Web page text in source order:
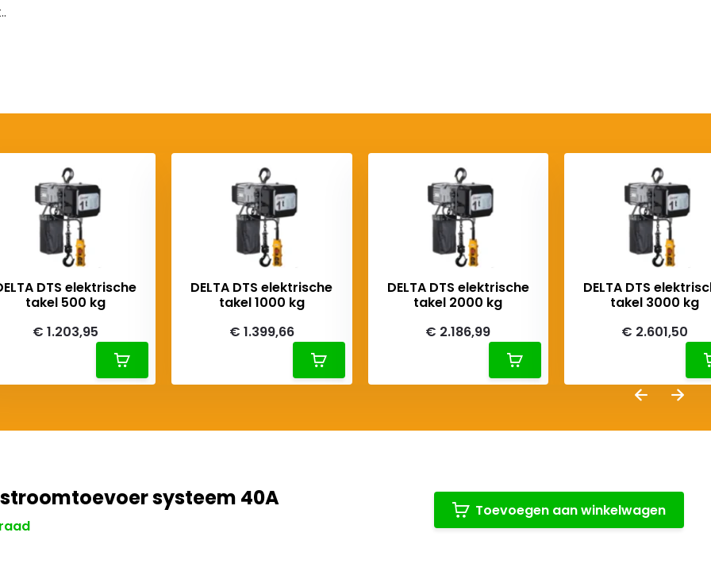
DTS elektrische
takel 500 kg
€ 1.203,95
DELTA DTS elektrische
takel 1000 kg
€ 1.399,66
DELTA DTS elektrische
takel 2000 kg
€ 2.186,99
DELTA DTS
takel 3000 kg
€ 2.601,50
systeem 40A Toevoegen aan winkelwagen